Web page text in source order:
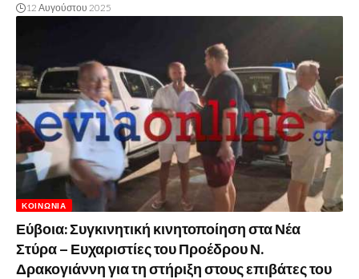
12 Αυγούστου 2025
ΚΟΙΝΩΝΊΑ
Εύβοια: Συγκινητική κινητοποίηση στα Νέα
Στύρα – Ευχαριστίες του Προέδρου Ν.
Δρακογιάννη για τη στήριξη στους επιβάτες του